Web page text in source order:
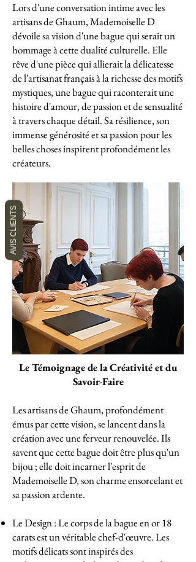
Lors d'une conversation intime avec les
artisans de Ghaum, Mademoiselle D
dévoile sa vision d'une bague qui serait un
hommage à cette dualité culturelle. Elle
rêve d'une pièce qui allierait la délicatesse
de l'artisanat français à la richesse des motifs
mystiques, une bague qui raconterait une
histoire d'amour, de passion et de sensualité
à travers chaque détail. Sa résilience, son
immense générosité et sa passion pour les
belles choses inspirent profondément les
créateurs.
Le Témoignage de la Créativité et du
Savoir-Faire
Les artisans de Ghaum, profondément
émus par cette vision, se lancent dans la
création avec une ferveur renouvelée. Ils
savent que cette bague doit être plus qu'un
bijou ; elle doit incarner l'esprit de
Mademoiselle D, son charme ensorcelant et
sa passion ardente.
Le Design : Le corps de la bague en or 18
carats est un véritable chef-d'œuvre. Les
motifs délicats sont inspirés des
AVIS CLIENTS